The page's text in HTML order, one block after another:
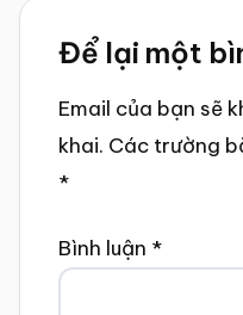
Reader
Interactions
Để lại một
Email của bạn sẽ
khai. Các trường
*
Bình luận *